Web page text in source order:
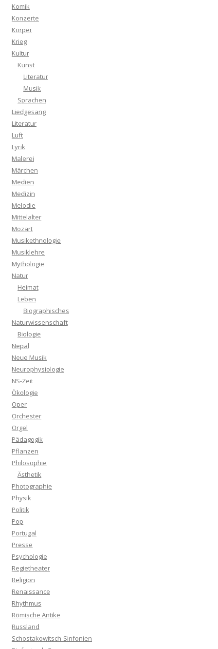
Komik
Konzerte
Körper
Krieg
Kultur
Kunst
Literatur
Musik
Sprachen
Liedgesang
Literatur
Luft
Lyrik
Malerei
Märchen
Medien
Medizin
Melodie
Mittelalter
Mozart
Musikethnologie
Musiklehre
Mythologie
Natur
Heimat
Leben
Biographisches
Naturwissenschaft
Biologie
Nepal
Neue Musik
Neurophysiologie
NS-Zeit
Ökologie
Oper
Orchester
Orgel
Pädagogik
Pflanzen
Philosophie
Ästhetik
Photographie
Physik
Politik
Pop
Portugal
Presse
Psychologie
Regietheater
Religion
Renaissance
Rhythmus
Römische Antike
Russland
Schostakowitsch-Sinfonien